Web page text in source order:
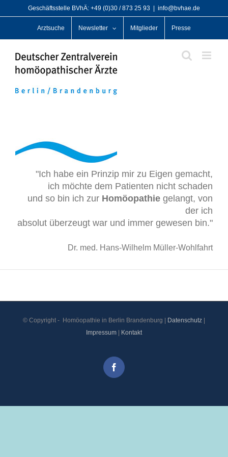
springen
Geschäftsstelle BVhÄ: +49 (0)30 / 873 25 93 info@bvhae.de
Arztsuche Newsletter Mitglieder Presse
"Ich habe ein Prinzip mir zu Eigen gemacht,
ich möchte dem Patienten nicht schaden
und so bin ich zur Homöopathie gelangt, von
der ich
absolut überzeugt war und immer gewesen bin."
Dr. med. Hans-Wilhelm Müller-Wohlfahrt
© Copyright - Homöopathie in Berlin Brandenburg | Datenschutz
Impressum
Kontakt
Facebook